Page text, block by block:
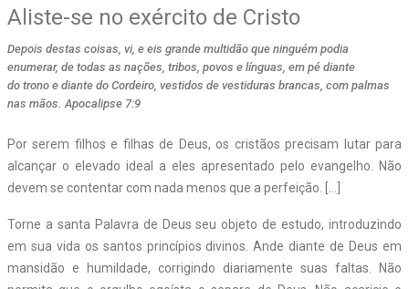
Aliste-se no exército de Cristo
Depois destas coisas, vi, e eis grande multidão que ninguém podia
enumerar, de todas as nações, tribos, povos e línguas, em pé diante
do trono e diante do Cordeiro, vestidos de vestiduras brancas, com palmas
nas mãos. Apocalipse 7:9
Por serem filhos e filhas de Deus, os cristãos precisam lutar para
alcançar o elevado ideal a eles apresentado pelo evangelho. Não
devem se contentar com nada menos que a perfeição. […]
Torne a santa Palavra de Deus seu objeto de estudo, introduzindo
em sua vida os santos princípios divinos. Ande diante de Deus em
mansidão e humildade, corrigindo diariamente suas faltas. Não